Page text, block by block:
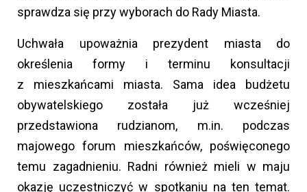
sprawdza się przy wyborach do Rady Miasta.
Uchwała upoważnia prezydent miasta do
określenia formy i terminu konsultacji
z mieszkańcami miasta. Sama idea budżetu
obywatelskiego została już wcześniej
przedstawiona rudzianom, m.in. podczas
majowego forum mieszkańców, poświęconego
temu zagadnieniu. Radni również mieli w maju
okazję uczestniczyć w spotkaniu na ten temat.